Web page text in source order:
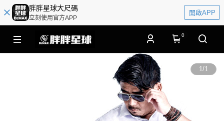
胖胖星球大尺碼
立刻使用官方APP
開啟APP
0
1/1